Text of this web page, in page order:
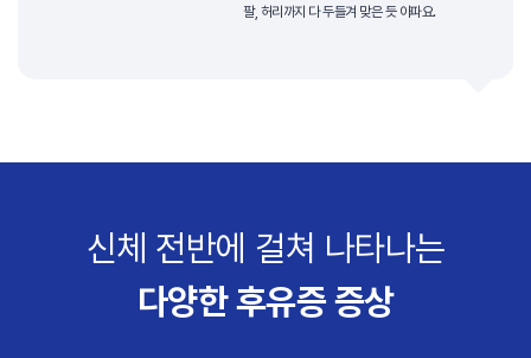
팔, 허리까지 다 두들겨 맞은 듯 아파요.
신체 전반에 걸쳐 나타나는
다양한 후유증 증상